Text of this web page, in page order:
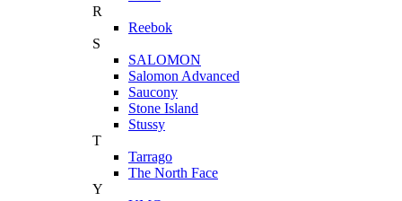
R
Reebok
S
SALOMON
Salomon Advanced
Saucony
Stone Island
Stussy
T
Tarrago
The North Face
Y